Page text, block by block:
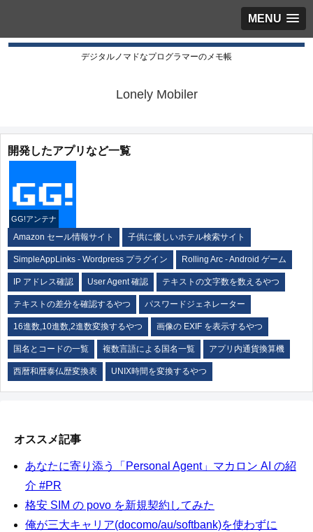
MENU
デジタルノマドなプログラマーのメモ帳
Lonely Mobiler
開発したアプリなど一覧
GG!アンテナ
Amazon セール情報サイト 子供に優しいホテル検索サイト
SimpleAppLinks - Wordpress プラグイン Rolling Arc - Android ゲーム
IP アドレス確認 User Agent 確認 テキストの文字数を数えるやつ
テキストの差分を確認するやつ パスワードジェネレーター
16進数,10進数,2進数変換するやつ 画像の EXIF を表示するやつ
国名とコードの一覧 複数言語による国名一覧 アプリ内通貨換算機
西暦和暦泰仏歴変換表 UNIX時間を変換するやつ
オススメ記事
あなたに寄り添う「Personal Agent」マカロン AI の紹
介 #PR
格安 SIM の povo を新規契約してみた
俺が三大キャリア(docomo/au/softbank)を使わずに